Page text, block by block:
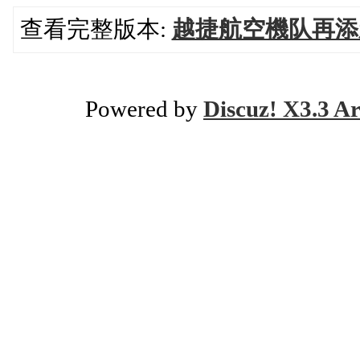
查看完整版本: 越捷航空機队再
Powered by Discuz! X3.3